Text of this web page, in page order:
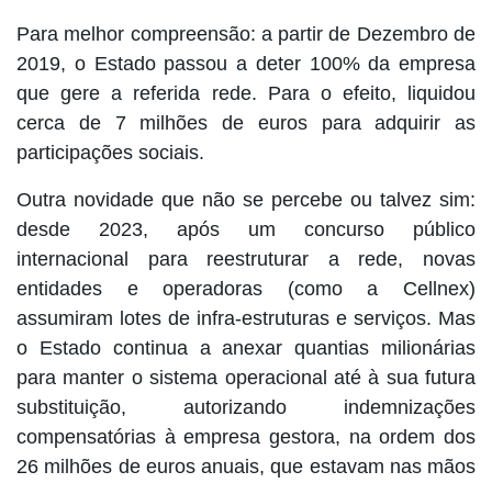
Para melhor compreensão: a partir de Dezembro de
2019, o Estado passou a deter 100% da empresa
que gere a referida rede. Para o efeito, liquidou
cerca de 7 milhões de eurospara adquirir as
participações sociais.
Outra novidade que não se percebe ou talvez sim:
desde 2023, após um concurso público
internacional para reestruturar a rede, novas
entidades e operadoras (como a Cellnex)
assumiram lotes de infra-estruturas e serviços. Mas
o Estado continua a anexar quantias milionárias
para manter o sistema operacional até à sua futura
substituição, autorizando indemnizações
compensatórias à empresa gestora, na ordem dos
26 milhões de euros anuais, que estavam nas mãos